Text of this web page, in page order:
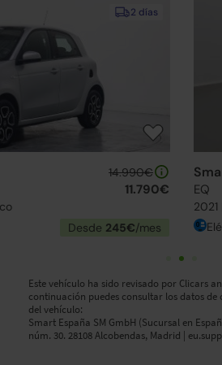
2021 | 23.315km | 82CV | Autonomía
Eléctrico
Este vehículo ha sido revisado por Clicars
continuación puedes consultar los datos
del vehículo:
Smart España SM GmbH (Sucursal en
núm. 30. 28108 Alcobendas, Madrid |